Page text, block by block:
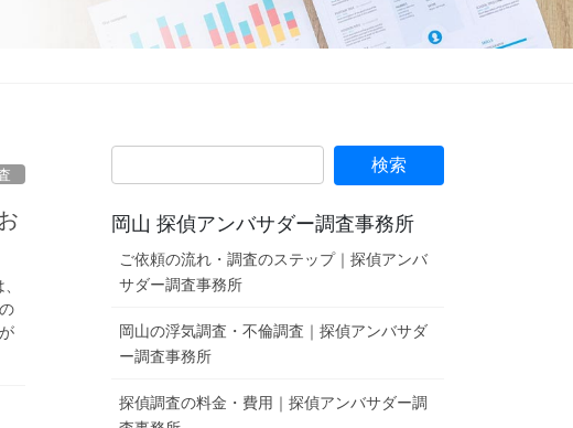
岡山 探偵アンバサダー調査事務所
ご依頼の流れ・調査のステップ｜探偵アンバ
サダー調査事務所
岡山の浮気調査・不倫調査｜探偵アンバサダ
ー調査事務所
探偵調査の料金・費用｜探偵アンバサダー調